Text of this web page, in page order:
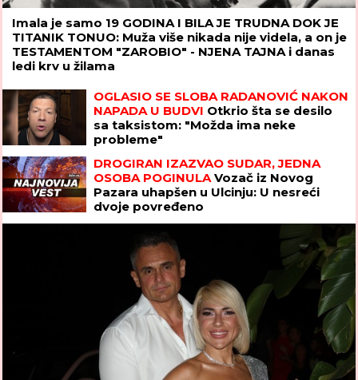
Imala je samo 19 GODINA I BILA JE TRUDNA DOK JE
TITANIK TONUO: Muža više nikada nije videla, a on je
TESTAMENTOM "ZAROBIO" - NJENA TAJNA i danas
ledi krv u žilama
OGLASIO SE SLOBA RADANOVIĆ NAKON
NAPADA U BUDVI Otkrio šta se desilo
sa taksistom: "Možda ima neke
probleme"
DROGIRAN IZAZVAO SUDAR, JEDNA
OSOBA POGINULAVozač iz Novog
Pazara uhapšen u Ulcinju: U nesreći
dvoje povređeno